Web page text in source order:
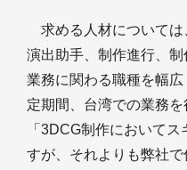
求める人材については
演出助手、制作進行、
業務に関わる職種を幅
定期間、台湾での業務を
「3DCG制作において
すが、それよりも弊社